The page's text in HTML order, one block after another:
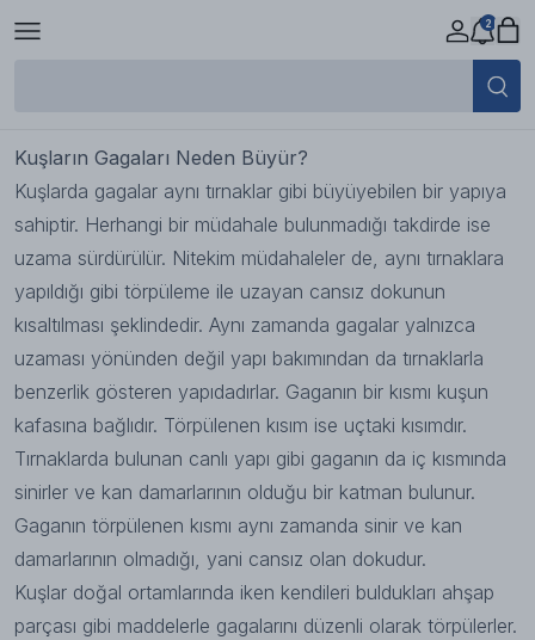
2
Kuşların Gagaları Neden Büyür?
Kuşlarda gagalar aynı tırnaklar gibi büyüyebilen bir yapıya
sahiptir. Herhangi bir müdahale bulunmadığı takdirde ise
uzama sürdürülür. Nitekim müdahaleler de, aynı tırnaklara
yapıldığı gibi törpüleme ile uzayan cansız dokunun
kısaltılması şeklindedir. Aynı zamanda gagalar yalnızca
uzaması yönünden değil yapı bakımından da tırnaklarla
benzerlik gösteren yapıdadırlar. Gaganın bir kısmı kuşun
kafasına bağlıdır. Törpülenen kısım ise uçtaki kısımdır.
Tırnaklarda bulunan canlı yapı gibi gaganın da iç kısmında
sinirler ve kan damarlarının olduğu bir katman bulunur.
Gaganın törpülenen kısmı aynı zamanda sinir ve kan
damarlarının olmadığı, yani cansız olan dokudur.
Kuşlar doğal ortamlarında iken kendileri buldukları ahşap
parçası gibi maddelerle gagalarını düzenli olarak törpülerler.